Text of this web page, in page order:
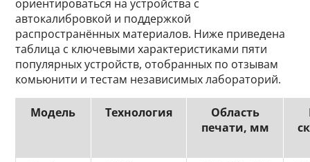
ориентироваться на устройства с
автокалибровкой и поддержкой
распространённых материалов. Ниже приведена
таблица с ключевыми характеристиками пяти
популярных устройств, отобранных по отзывам
комьюнити и тестам независимых лабораторий.
Модель Технология
Область
печати, мм